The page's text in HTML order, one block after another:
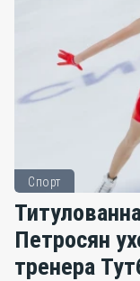
Спорт
Петросян
тренера